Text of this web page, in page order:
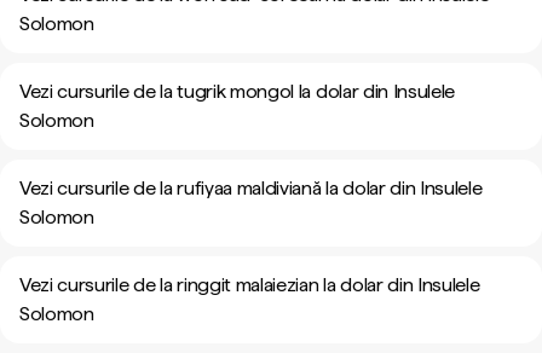
Solomon
Vezi cursurile de la tugrik mongol la dolar din Insulele
Solomon
Vezi cursurile de la rufiyaa maldiviană la dolar din Insulele
Solomon
Vezi cursurile de la ringgit malaiezian la dolar din Insulele
Solomon